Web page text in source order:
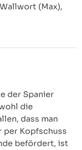
(Max),
der Spanier
die
dass man
per Kopfschuss
befördert, ist